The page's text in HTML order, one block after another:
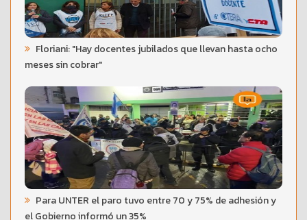
Floriani: "Hay docentes jubilados que llevan hasta ocho
meses sin cobrar"
Para UNTER el paro tuvo entre 70 y 75% de adhesión y
el Gobierno informó un 35%